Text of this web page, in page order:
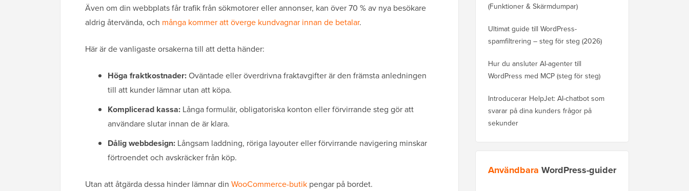
Även om din webbplats får trafik från sökmotorer eller annonser, kan över 70 % av nya besökare
aldrig återvända, och många kommer att överge kundvagnar innan de betalar.
Här är de vanligaste orsakerna till att detta händer:
Höga fraktkostnader:Oväntade eller överdrivna fraktavgifter är den främsta anledningen
till att kunder lämnar utan att köpa.
Komplicerad kassa: Långa formulär, obligatoriska konton eller förvirrande steg gör att
användare slutar innan de är klara.
Dålig webbdesign: Långsam laddning, röriga layouter eller förvirrande navigering minskar
förtroendet och avskräcker från köp.
Utan att åtgärda dessa hinder lämnar din WooCommerce-butik pengar på bordet.
(Funktioner & Skärmdumpar)
Ultimat guide till WordPress-
spamfiltrering – steg för steg (2026)
Hur du ansluter AI-agenter till
WordPress med MCP (steg för steg)
Introducerar HelpJet: AI-chatbot som
svarar på dina kunders frågor på
sekunder
Användbara WordPress-guider